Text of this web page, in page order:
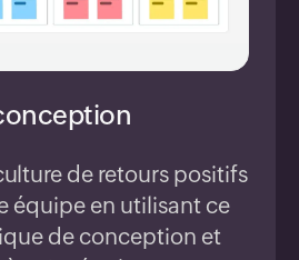
de retours positifs
équipe en utilisant ce
de conception et